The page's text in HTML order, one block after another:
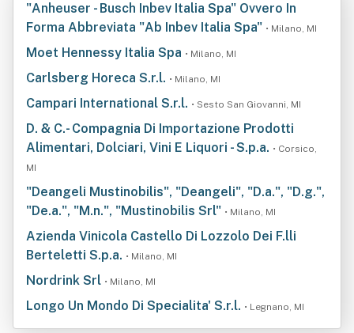
"Anheuser - Busch Inbev Italia Spa" Ovvero In
Forma Abbreviata "Ab Inbev Italia Spa" • Milano, MI
Moet Hennessy Italia Spa • Milano, MI
Carlsberg Horeca S.r.l. • Milano, MI
Campari International S.r.l. • Sesto San Giovanni, MI
D. & C.- Compagnia Di Importazione Prodotti
Alimentari, Dolciari, Vini E Liquori - S.p.a. • Corsico,
MI
"Deangeli Mustinobilis", "Deangeli", "D.a.", "D.g.",
"De.a.", "M.n.", "Mustinobilis Srl" • Milano, MI
Azienda Vinicola Castello Di Lozzolo Dei F.lli
Berteletti S.p.a. • Milano, MI
Nordrink Srl • Milano, MI
Longo Un Mondo Di Specialita' S.r.l. • Legnano, MI